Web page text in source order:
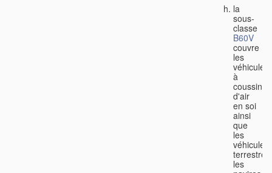
la
sous-
classe
B60V
couvre
les
véhicules
à
coussin
d'air
en soi
ainsi
que
les
véhicules
terrestres,
les